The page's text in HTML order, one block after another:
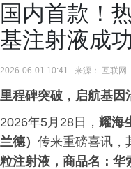
国内首款！
基注射液成
2026-06-01 10:41 来源： 互联网
里程碑突破，启航基因
2026年5月28日， 耀海
兰德） 传来重磅喜讯，
粒注射液， 商品名： 华